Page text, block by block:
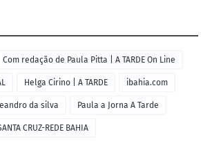
Com redação de Paula Pitta | A TARDE On Line
Helga Cirino | A TARDE ibahia.com
da silva Paula a Jorna A Tarde
CRUZ-REDE BAHIA